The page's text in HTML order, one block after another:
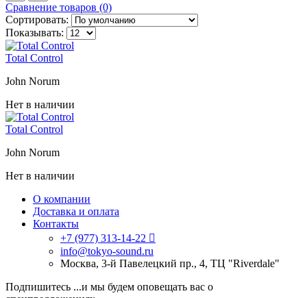
Сравнение товаров (0)
Сортировать:
Показывать:
Total Control
John Norum
Нет в наличии
Total Control
John Norum
Нет в наличии
О компании
Доставка и оплата
Контакты
+7 (977) 313-14-22
info@tokyo-sound.ru
Москва, 3-й Павелецкий пр., 4, ТЦ "Riverdale"
Подпишитесь ...и мы будем оповещать вас о